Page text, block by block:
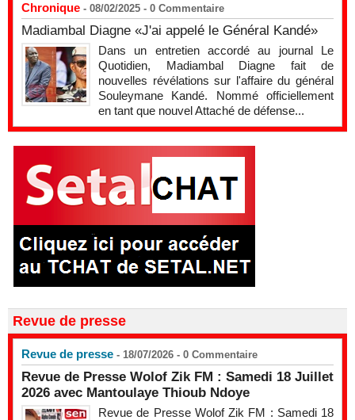
Chronique - 08/02/2025 - 0 Commentaire
Madiambal Diagne «J'ai appelé le Général Kandé»
Dans un entretien accordé au journal Le
Quotidien, Madiambal Diagne fait de
nouvelles révélations sur l'affaire du général
Souleymane Kandé. Nommé officiellement
en tant que nouvel Attaché de défense...
Revue de presse
Revue de presse - 18/07/2026 - 0 Commentaire
Revue de Presse Wolof Zik FM : Samedi 18 Juillet
2026 avec Mantoulaye Thioub Ndoye
Revue de Presse Wolof Zik FM : Samedi 18